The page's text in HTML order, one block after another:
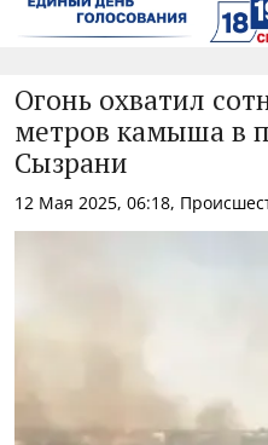
Огонь охватил
метров камыша в
Сызрани
12 Мая 2025, 06:18,